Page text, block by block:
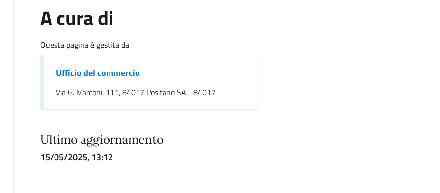
A cura di
Questa pagina è gestita da
Ufficio del commercio
Via G. Marconi, 111, 84017 Positano SA - 84017
Ultimo aggiornamento
15/05/2025, 13:12